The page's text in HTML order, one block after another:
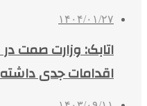
۱۴۰۴/۰۱/۲۷
اتابک: وزارت صمت
اقدامات جدی